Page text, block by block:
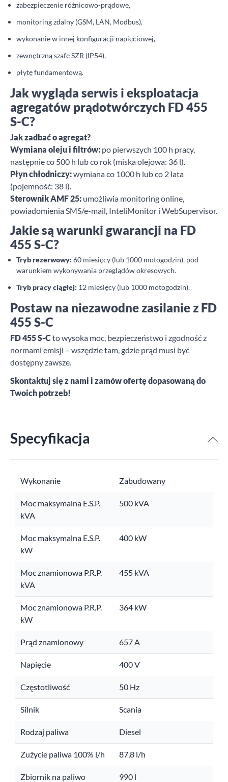
zabezpieczenie różnicowo-prądowe,
monitoring zdalny (GSM, LAN, Modbus),
wykonanie w innej konfiguracji napięciowej,
zewnętrzną szafę SZR (IP54),
płytę fundamentową.
Jak wygląda serwis i eksploatacja
agregatów prądotwórczych FD 455
S-C?
Jak zadbać o agregat?
Wymiana oleju i filtrów: po pierwszych 100 h pracy,
następnie co 500 h lub co rok (miska olejowa: 36 l).
Płyn chłodniczy:wymiana co 1000 h lub co 2 lata
(pojemność: 38 l).
Sterownik AMF 25: umożliwia monitoring online,
powiadomienia SMS/e-mail, InteliMonitor i WebSupervisor.
Jakie są warunki gwarancji na FD
455 S-C?
Tryb rezerwowy: 60 miesięcy (lub 1000 motogodzin), pod
warunkiem wykonywania przeglądów okresowych.
Tryb pracy ciągłej: 12 miesięcy (lub 1000 motogodzin).
Postaw na niezawodne zasilanie z FD
455 S-C
FD 455 S-Cto wysoka moc, bezpieczeństwo i zgodność z
normami emisji – wszędzie tam, gdzie prąd musi być
dostępny zawsze.
Skontaktuj się z nami i zamów ofertę dopasowaną do
Twoich potrzeb!
Specyfikacja
Wykonanie Zabudowany
Moc maksymalna E.S.P.
kVA
500 kVA
Moc maksymalna E.S.P.
kW
400 kW
Moc znamionowa P.R.P.
kVA
455 kVA
Moc znamionowa P.R.P.
kW
364 kW
Prąd znamionowy 657 A
Napięcie 400 V
Częstotliwość 50 Hz
Silnik Scania
Rodzaj paliwa Diesel
Zużycie paliwa 100% l/h 87,8 l/h
Zbiornik na paliwo 990 l